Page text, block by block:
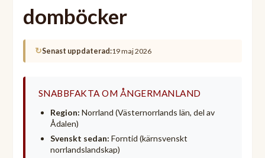
domböcker
↻Senast uppdaterad:19 maj 2026
SNABBFAKTA OM ÅNGERMANLAND
Region: Norrland (Västernorrlands län, del av
Ådalen)
Svenskt sedan: Forntid (kärnsvenskt
norrlandslandskap)